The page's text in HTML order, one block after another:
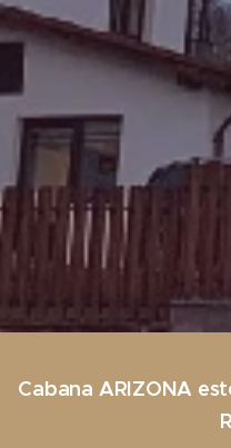
Cabana ARIZONA